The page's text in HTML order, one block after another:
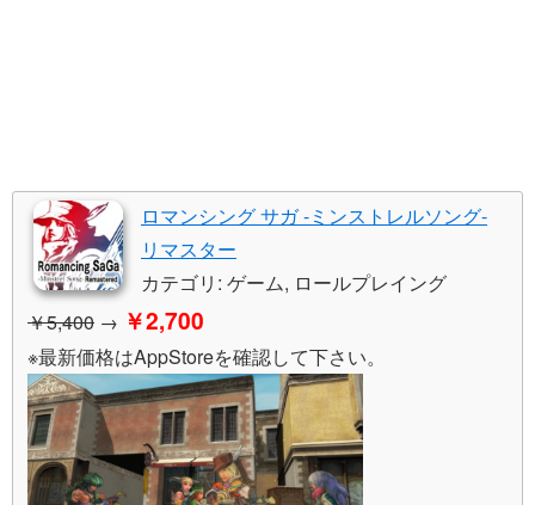
ロマンシング サガ -ミンストレルソング-
リマスター
カテゴリ: ゲーム, ロールプレイング
￥5,400 → ￥2,700
※最新価格はAppStoreを確認して下さい。